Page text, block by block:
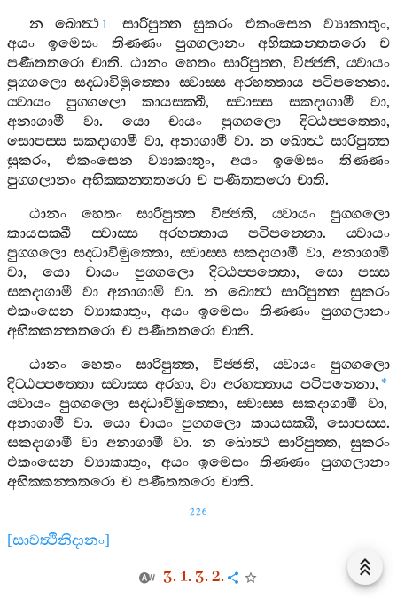
න
ඛොත්‍ථ 1 සාරිපුත‍්ත සුකරං එකංසෙන ව්‍යාකාතුං,
අයං
ඉමෙසං තිණ‍්ණං පුග‍්ගලානං අභික‍්කන‍්තතරො
ච
පණීතතරො චාති.ඨානං හෙතං සාරිපුත‍්ත, විජ‍්ජති,ය‍්වායං
පුග‍්ගලො සද‍්ධාවිමුත‍්තො ස‍්වාස‍්ස අරහත‍්තාය පටිපන‍්නො.
ය‍්වායං
පුග‍්ගලො කායසක‍්ඛී, ස‍්වාස‍්ස සකදාගාමී වා,
අනාගාමී
වා. යො චායං පුග‍්ගලො දිට‍්ඨප‍්පත‍්තො,
සොපස‍්ස සකදාගාමී වා, අනාගාමී වා. න ඛොත්‍ථ සාරිපුත‍්ත
සුකරං, එකංසෙන ව්‍යාකාතුං, අයං ඉමෙසං
තිණ‍්ණං
පුග‍්ගලානං අභික‍්කන‍්තතරො ච පණීතතරො චාති.
ඨානං
හෙතං සාරිපුත‍්ත විජ‍්ජති,ය‍්වායං
පුග‍්ගලො
කායසක‍්ඛී
ස‍්වාස‍්ස අරහත‍්තාය පටිපන‍්නො. ය‍්වායං
පුග‍්ගලො සද‍්ධාවිමුත‍්තො, ස‍්වාස‍්ස සකදාගාමී වා,අනාගාමී
වා, යො චායං පුග‍්ගලො දිට‍්ඨප‍්පත‍්තො, සො
පස‍්ස
සකදාගාමී
වා අනාගාමී වා. න ඛොත්‍ථ සාරිපුත‍්ත
සුකරං
එකංසෙන
ව්‍යාකාතුං, අයං ඉමෙසං තිණ‍්ණං
පුග‍්ගලානං
අභික‍්කන‍්තතරො ච පණීතතරො චාති.
ඨානං
හෙතං සාරිපුත‍්ත, විජ‍්ජති, ය‍්වායං
පුග‍්ගලො
දිට‍්ඨප‍්පත‍්තො ස‍්වාස‍්ස අරහා,වා අරහත‍්තාය පටිපන‍්නො, *
ය‍්වායං පුග‍්ගලො සද‍්ධාවිමුත‍්තො,ස‍්වාස‍්ස සකදාගාමී වා,
අනාගාමී වා. යො චායං පුග‍්ගලො කායසක‍්ඛී,සොපස‍්ස.
සකදාගාමී වා අනාගාමී වා. න ඛොත්‍ථ සාරිපුත‍්ත,සුකරං
එකංසෙන
ව්‍යාකාතුං, අයං ඉමෙසං තිණ‍්ණං
පුග‍්ගලානං
අභික‍්කන‍්තතරො ච පණීතතරො චාති.
226
[සාවත්‍ථිනිදානං]
3. 1. 3. 2.